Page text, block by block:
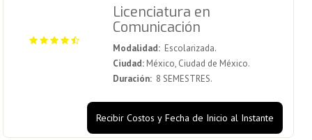
Licenciatura en
Comunicación
Modalidad:Escolarizada.
Ciudad:México, Ciudad de México.
Duración:8 SEMESTRES.
Recibir Costos y Fecha de Inicio al Instante